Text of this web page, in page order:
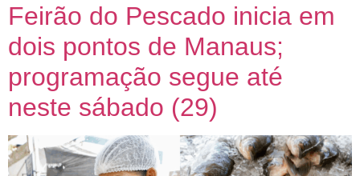
Feirão do Pescado inicia em
dois pontos de Manaus;
programação segue até
neste sábado (29)